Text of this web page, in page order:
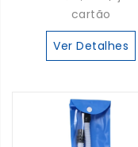
cartão
Ver Detalhes